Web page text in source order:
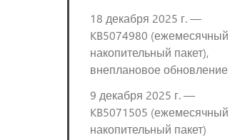
18 декабря 2025 г. —
KB5074980 (ежемесячный
накопительный пакет),
внеплановое обновление
9 декабря 2025 г. —
KB5071505 (ежемесячный
накопительный пакет)